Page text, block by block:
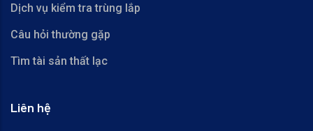
Dịch vụ kiểm tra trùng lắp
Câu hỏi thường gặp
Tìm tài sản thất lạc
Liên hệ